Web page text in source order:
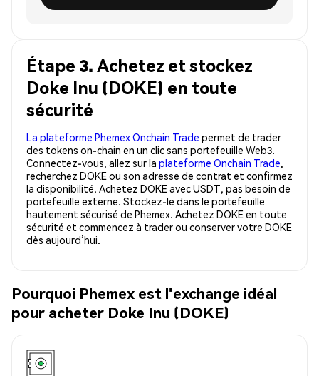
Étape 3. Achetez et stockez
Doke Inu (DOKE) en toute
sécurité
La plateforme Phemex Onchain Trade permet de trader
des tokens on-chain en un clic sans portefeuille Web3.
Connectez-vous, allez sur la plateforme Onchain Trade,
recherchez DOKE ou son adresse de contrat et confirmez
la disponibilité. Achetez DOKE avec USDT, pas besoin de
portefeuille externe. Stockez-le dans le portefeuille
hautement sécurisé de Phemex. Achetez DOKE en toute
sécurité et commencez à trader ou conserver votre DOKE
dès aujourd’hui.
Pourquoi Phemex est l'exchange idéal
pour acheter Doke Inu (DOKE)